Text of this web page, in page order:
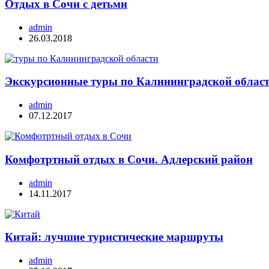
Отдых в Сочи с детьми
admin
26.03.2018
Экскурсионные туры по Калининградской
admin
07.12.2017
Комфотртный отдых в Сочи. Адлерский район
admin
14.11.2017
Китай: лучшие туристические маршруты
admin